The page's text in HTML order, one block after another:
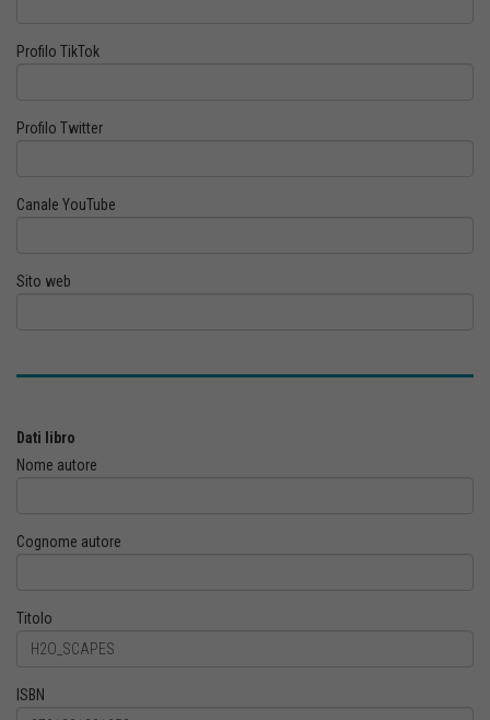
Profilo TikTok
Profilo Twitter
Canale YouTube
Sito web
Dati libro
Nome autore
Cognome autore
Titolo
ISBN